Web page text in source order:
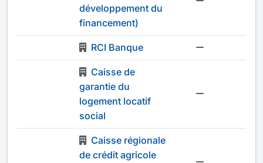
développement du
financement)
RCI Banque
Caisse de
garantie du
logement locatif
social
Caisse régionale
de crédit agricole